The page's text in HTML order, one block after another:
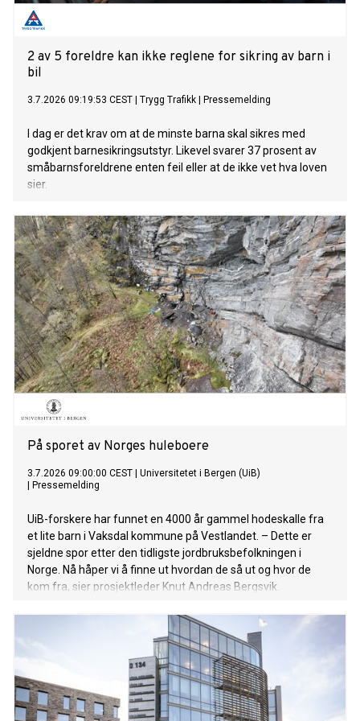
2 av 5 foreldre kan ikke reglene for sikring av barn i
bil
3.7.2026 09:19:53 CEST Trygg Trafikk Pressemelding
I dag er det krav om at de minste barna skal sikres med
godkjent barnesikringsutstyr. Likevel svarer 37 prosent av
småbarnsforeldrene enten feil eller at de ikke vet hva loven
sier.
På sporet av Norges huleboere
3.7.2026 09:00:00 CEST
Universitetet i Bergen (UiB)
Pressemelding
UiB-forskere har funnet en 4000 år gammel hodeskalle fra
et lite barn i Vaksdal kommune på Vestlandet. – Dette er
sjeldne spor etter den tidligste jordbruksbefolkningen i
Norge. Nå håper vi å finne ut hvordan de så ut og hvor de
kom fra, sier prosjektleder Knut Andreas Bergsvik.